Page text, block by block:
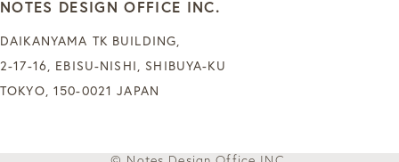
お問合せ / 見積依
NOTES DESIGN OFFICE INC.
DAIKANYAMA TK BUILDING,
2-17-16, EBISU-NISHI, SHIBUYA-KU
TOKYO, 150-0021 JAPAN